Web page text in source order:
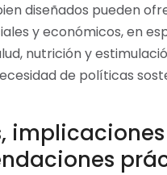
diseñados pueden
y económicos, en
nutrición y
de políticas